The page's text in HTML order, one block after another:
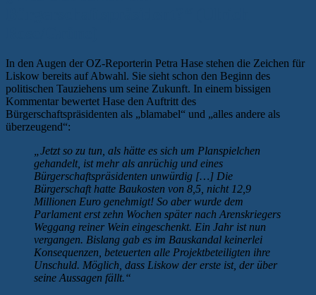
In den Augen der OZ-Reporterin Petra Hase stehen die Zeichen für
Liskow bereits auf Abwahl. Sie sieht schon den Beginn des
politischen Tauziehens um seine Zukunft. In einem bissigen
Kommentar bewertet Hase den Auftritt des
Bürgerschaftspräsidenten als „blamabel“ und „alles andere als
überzeugend“:
„Jetzt so zu tun, als hätte es sich um Planspielchen
gehandelt, ist mehr als anrüchig und eines
Bürgerschaftspräsidenten unwürdig […] Die
Bürgerschaft hatte Baukosten von 8,5, nicht 12,9
Millionen Euro genehmigt! So aber wurde dem
Parlament erst zehn Wochen später nach Arenskriegers
Weggang reiner Wein eingeschenkt. Ein Jahr ist nun
vergangen. Bislang gab es im Bauskandal keinerlei
Konsequenzen, beteuerten alle Projektbeteiligten ihre
Unschuld. Möglich, dass Liskow der erste ist, der über
seine Aussagen fällt.“